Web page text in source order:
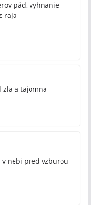
pád, vyhnanie
raja
zla a tajomna
v nebi pred vzburou